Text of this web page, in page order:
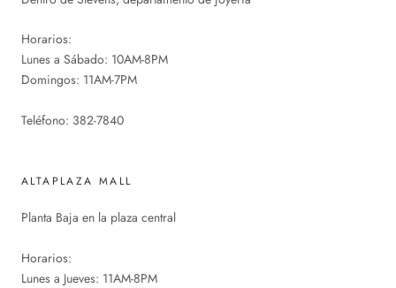
Horarios:
Lunes a Sábado: 10AM-8PM
Domingos: 11AM-7PM
Teléfono: 382-7840
ALTAPLAZA MALL
Planta Baja en la plaza central
Horarios:
Lunes a Jueves: 11AM-8PM